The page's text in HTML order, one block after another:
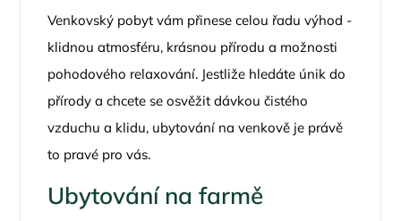
Venkovský pobyt vám přinese celou řadu výhod -
klidnou atmosféru, krásnou přírodu a možnosti
pohodového relaxování. Jestliže hledáte únik do
přírody a chcete se osvěžit dávkou čistého
vzduchu a klidu, ubytování na venkově je právě
to pravé pro vás.
Ubytování na farmě